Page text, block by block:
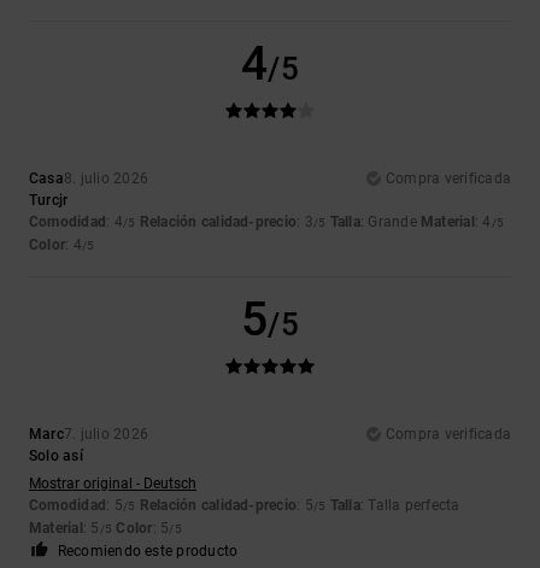
4/5
Casa8. julio 2026
Compra verificada
Turcjr
Comodidad: 4/5 Relación calidad-precio: 3/5 Talla: Grande Material: 4 /5
Color: 4/5
5/5
Marc7. julio 2026
Compra verificada
Solo así
Mostrar original - Deutsch
Comodidad: 5/5 Relación calidad-precio: 5/5 Talla: Talla perfecta
Material: 5 /5 Color: 5/5
Recomiendo este producto